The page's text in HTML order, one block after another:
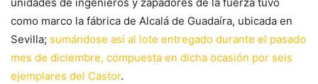
como marco la fábrica de Alcalá de Guadaíra, ubicada en
Sevilla; sumándose así al lote entregado durante el pasado
mes de diciembre, compuesta en dicha ocasión por seis
ejemplares del Castor.